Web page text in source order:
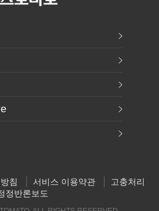
침 서비스 이용약관
고충처리
정반론보도